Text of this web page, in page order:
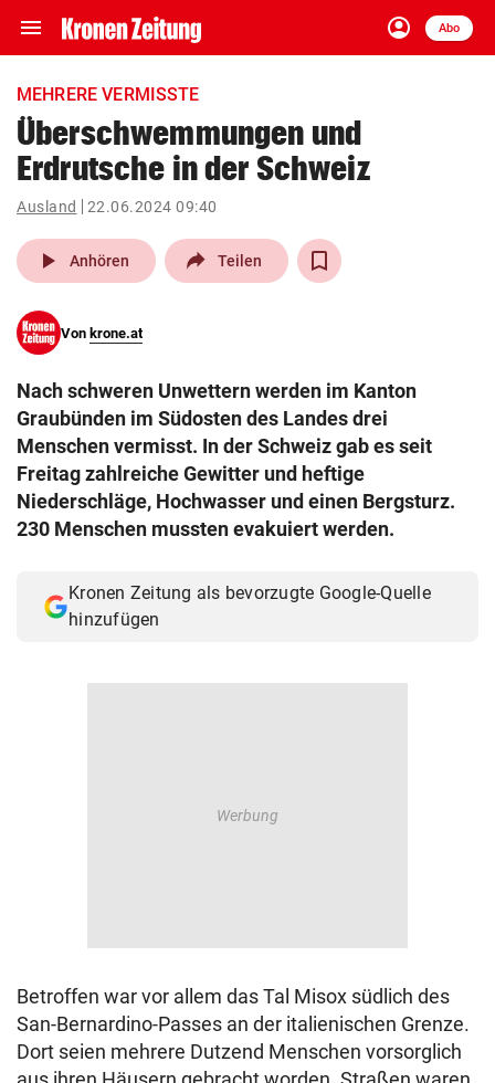
menu Navigation
ein-/ausklappen
account_circle
Anmelden
Abo
close Schließen
account_circle Anmelden
arrow_right
pin_drop
Wien arrow_right
search
eingeben
© Krone Multimedia GmbH & Co KG 2026
Muthgasse 2, 1190 Wien
MEHRERE VERMISSTE
Überschwemmungen und
Erdrutsche in der Schweiz
Ausland 22.06.2024 09:40
play_arrow Anhören Teilen
Von krone.at
Nach schweren Unwettern werden im Kanton
Graubünden im Südosten des Landes drei
Menschen vermisst. In der Schweiz gab es seit
Freitag zahlreiche Gewitter und heftige
Niederschläge, Hochwasser und einen Bergsturz.
230 Menschen mussten evakuiert werden.
Kronen Zeitung als bevorzugte Google-Quelle
hinzufügen
Betroffen war vor allem das Tal Misox südlich des
San-Bernardino-Passes an der italienischen Grenze.
Dort seien mehrere Dutzend Menschen vorsorglich